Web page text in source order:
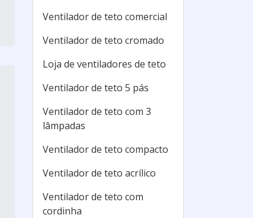
Ventilador de teto comercial
Ventilador de teto cromado
Loja de ventiladores de teto
Ventilador de teto 5 pás
Ventilador de teto com 3
lâmpadas
Ventilador de teto compacto
Ventilador de teto acrílico
Ventilador de teto com
cordinha